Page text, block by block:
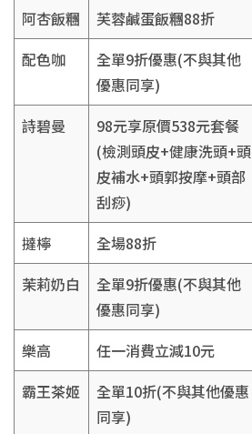
阿杏飯糰
芙蓉鹹蛋飯糰88折
配色咖
全單9折優惠(不與其他
優惠同享)
詩碧曼
98元享原價538元套餐
(檢測頭皮+健康洗頭+頭
皮補水+頭郭按摩+頭部
刮痧)
撻檸
全場88折
茉莉奶白
全單9折優惠(不與其他
優惠同享)
樂高
任一消費立減10元
霸王茶姬
全單10折(不與其他優惠
同享)